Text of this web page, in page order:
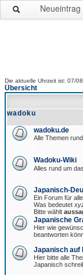
Neueintrag
Die aktuelle Uhrzeit ist: 07/
Übersicht
wadoku
wadoku.de
Alle Themen
Wadoku-Wiki
Alles rund um
Japanisch-
Ein Forum für
Was bedeutet
Bitte wählt
Japanische
Hier wie
beantworten
Japanisch auf
Hier bitte alle
Japanisch